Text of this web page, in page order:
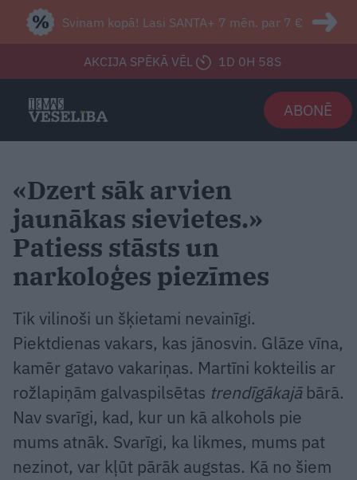
Svinam kopā! Lasi SANTA+ 7 mēn. par 7 €
AKCIJA SPĒKĀ VĒL 1D 0H 56S
ABONĒ
«Dzert sāk arvien
jaunākas sievietes.»
Patiess stāsts un
narkoloģes piezīmes
Tik vilinoši un šķietami nevainīgi.
Piektdienas vakars, kas jānosvin. Glāze vīna,
kamēr gatavo vakariņas. Martīni kokteilis ar
rožlapiņām galvaspilsētas trendīgākajābārā.
Nav svarīgi, kad, kur un kā alkohols pie
mums atnāk. Svarīgi, ka likmes, mums pat
nezinot, var kļūt pārāk augstas. Kā no šiem